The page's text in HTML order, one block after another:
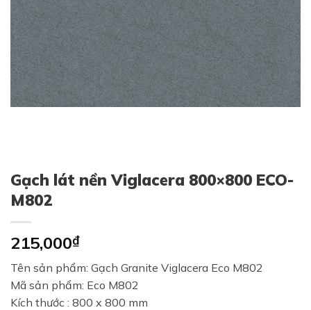
Gạch lát nền Viglacera 800×800 ECO-
M802
215,000₫
Tên sản phẩm: Gạch Granite Viglacera Eco M802
Mã sản phẩm: Eco M802
Kích thước : 800 x 800 mm